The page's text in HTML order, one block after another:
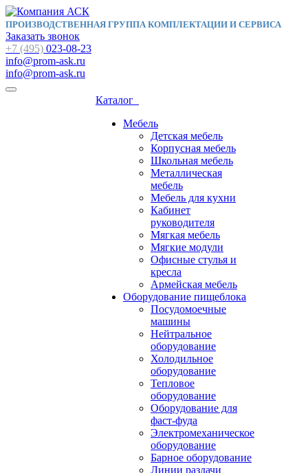
ПРОИЗВОДСТВЕННАЯ ГРУППА КОМПЛЕКТАЦИИ И СЕРВИСА
Заказать звонок
+7 (495) 023-08-23
info@prom-ask.ru
info@prom-ask.ru
Каталог
Мебель
Детская мебель
Корпусная мебель
Школьная мебель
Металлическая
мебель
Мебель для кухни
Кабинет
руководителя
Мягкая мебель
Мягкие модули
Офисные стулья и
кресла
Армейская мебель
Оборудование пищеблока
Посудомоечные
машины
Нейтральное
оборудование
Холодильное
оборудование
Тепловое
оборудование
Оборудование для
фаст-фуда
Электромеханическое
оборудование
Барное оборудование
Линии раздачи